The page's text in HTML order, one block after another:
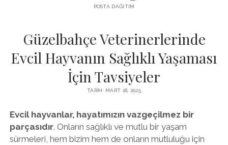
POSTA DAĞITIM
Güzelbahçe Veterinerlerinde
Evcil Hayvanın Sağlıklı Yaşaması
İçin Tavsiyeler
TARIH: MART 18, 2025
Evcil hayvanlar, hayatımızın vazgeçilmez bir
parçasıdır. Onların sağlıklı ve mutlu bir yaşam
sürmeleri, hem bizim hem de onların mutluluğu için